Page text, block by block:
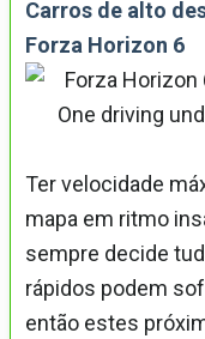
Carros de alto
Forza Horizon 6
Ter velocidade
mapa em ritmo
sempre decide
rápidos podem
então estes